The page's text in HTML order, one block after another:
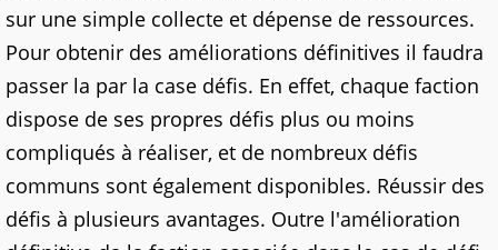
sur une simple collecte et dépense de ressources.
Pour obtenir des améliorations définitives il faudra
passer la par la case défis. En effet, chaque faction
dispose de ses propres défis plus ou moins
compliqués à réaliser, et de nombreux défis
communs sont également disponibles. Réussir des
défis à plusieurs avantages. Outre l'amélioration